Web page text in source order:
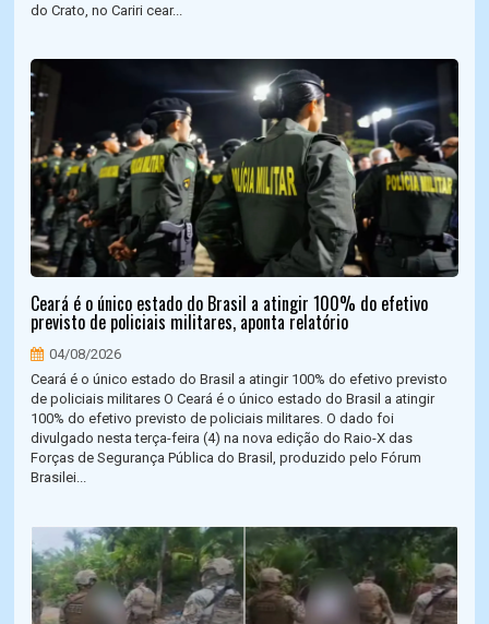
do Crato, no Cariri cear...
Ceará é o único estado do Brasil a atingir 100% do efetivo
previsto de policiais militares, aponta relatório
04/08/2026
Ceará é o único estado do Brasil a atingir 100% do efetivo previsto
de policiais militares O Ceará é o único estado do Brasil a atingir
100% do efetivo previsto de policiais militares. O dado foi
divulgado nesta terça-feira (4) na nova edição do Raio-X das
Forças de Segurança Pública do Brasil, produzido pelo Fórum
Brasilei...